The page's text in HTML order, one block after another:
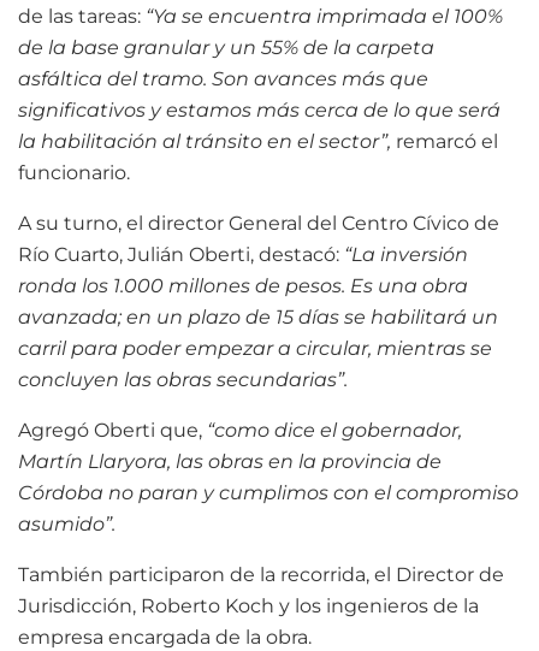
de las tareas: “Ya se encuentra imprimada el 100%
de la base granular y un 55% de la carpeta
asfáltica del tramo. Son avances más que
significativos y estamos más cerca de lo que será
la habilitación al tránsito en el sector”, remarcó el
funcionario.
A su turno, el director General del Centro Cívico de
Río Cuarto, Julián Oberti, destacó: “La inversión
ronda los 1.000 millones de pesos. Es una obra
avanzada; en un plazo de 15 días se habilitará un
carril para poder empezar a circular, mientras se
concluyen las obras secundarias”.
Agregó Oberti que, “como dice el gobernador,
Martín Llaryora, las obras en la provincia de
Córdoba no paran y cumplimos con el compromiso
asumido”.
También participaron de la recorrida, el Director de
Jurisdicción, Roberto Koch y los ingenieros de la
empresa encargada de la obra.